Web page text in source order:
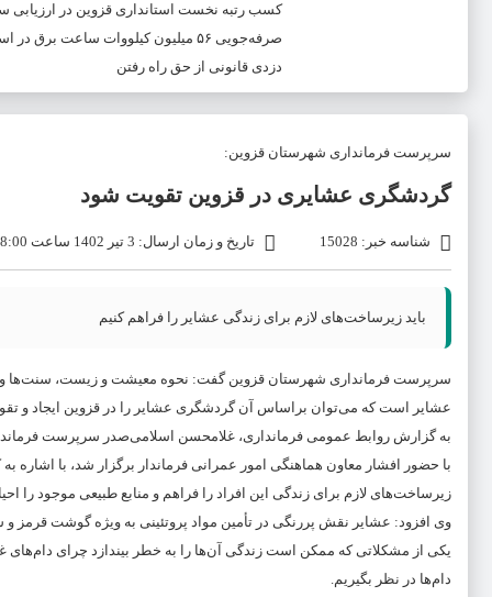
کسب رتبه نخست استانداری قزوین در ارزیابی
صرفه‌جویی ۵۶ میلیون کیلووات‌ ساعت برق در استان
دزدی قانونی از حق راه رفتن
سرپرست فرمانداری شهرستان قزوین:
گردشگری عشایری در قزوین تقویت شود
شناسه خبر: 15028 تاریخ و زمان ارسال: 3 تیر 1402 ساعت 08:00
باید زیرساخت‌های لازم برای زندگی عشایر را فراهم کنیم
سرپرست فرمانداری شهرستان قزوین گفت: نحوه معیشت و زیست، سنت‌ها و
عشایر است که می‌توان براساس آن گردشگری عشایر را در قزوین ایجاد و
به گزارش روابط عمومی فرمانداری، غلامحسن اسلامی‌صدر سرپرست
با حضور افشار معاون هماهنگی امور عمرانی فرماندار برگزار شد، با
زیرساخت‌های لازم برای زندگی این افراد را فراهم و منابع طبیعی موجود را
یکی از مشکلاتی که ممکن است زندگی آن‌ها را به خطر بیندازد چرای دام‌های
دام‌ها در نظر بگیریم.